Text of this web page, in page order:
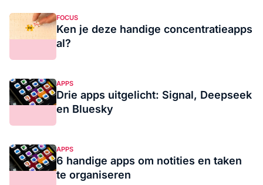
FOCUS
Ken je deze handige concentratieapps
al?
APPS
Drie apps uitgelicht: Signal, Deepseek
en Bluesky
APPS
6 handige apps om notities en taken
te organiseren